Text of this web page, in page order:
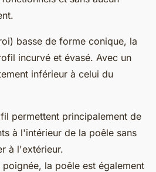
basse de forme conique, la
incurvé et évasé. Avec un
inférieur à celui du
permettent principalement de
à l'intérieur de la poêle sans
à l'extérieur.
poignée, la poêle est également